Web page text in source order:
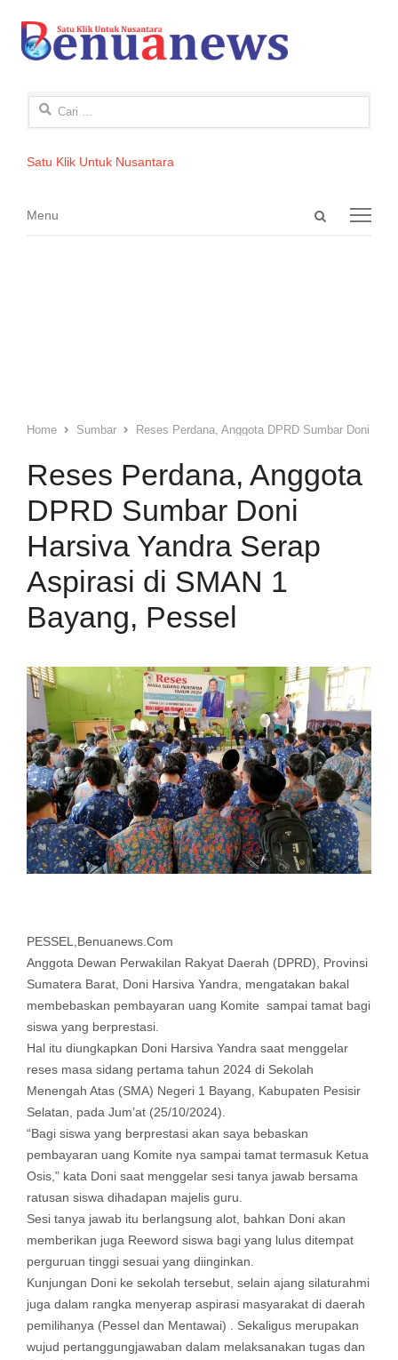
Cari
Satu Klik Untuk Nusantara
Open
Menu
Menu
Home Sumbar Reses Perdana, Anggota DPRD Sumbar Doni
Reses Perdana, Anggota
DPRD Sumbar Doni
Harsiva Yandra Serap
Aspirasi di SMAN 1
Bayang, Pessel
PESSEL,Benuanews.Com
Anggota Dewan Perwakilan Rakyat Daerah (DPRD), Provinsi
Sumatera Barat, Doni Harsiva Yandra, mengatakan bakal
membebaskan pembayaran uang Komite sampai tamat bagi
siswa yang berprestasi.
Hal itu diungkapkan Doni Harsiva Yandra saat menggelar
reses masa sidang pertama tahun 2024 di Sekolah
Menengah Atas (SMA) Negeri 1 Bayang, Kabupaten Pesisir
Selatan, pada Jum’at (25/10/2024).
“Bagi siswa yang berprestasi akan saya bebaskan
pembayaran uang Komite nya sampai tamat termasuk Ketua
Osis,” kata Doni saat menggelar sesi tanya jawab bersama
ratusan siswa dihadapan majelis guru.
Sesi tanya jawab itu berlangsung alot, bahkan Doni akan
memberikan juga Reeword siswa bagi yang lulus ditempat
perguruan tinggi sesuai yang diinginkan.
Kunjungan Doni ke sekolah tersebut, selain ajang silaturahmi
juga dalam rangka menyerap aspirasi masyarakat di daerah
pemilihanya (Pessel dan Mentawai) . Sekaligus merupakan
wujud pertanggungjawaban dalam melaksanakan tugas dan